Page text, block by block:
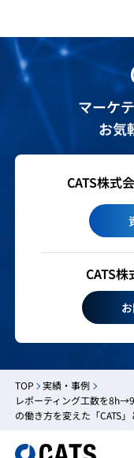
マーケ
お気
CATS株式
CATS
TOP
実績・事例
レポーティング工数を
の働き方を変えた「CATS」